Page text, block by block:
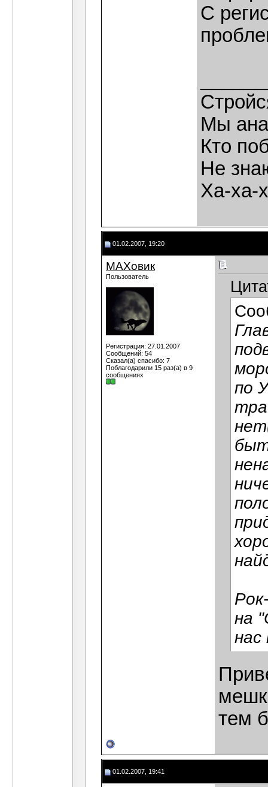
С
Мы
Кто
Не
Ха-ха-
01.02.2007, 19:20
МАХовик
Пользователь
Регистрация: 27.01.2007
Сообщений: 54
Сказал(а) спасибо: 7
Поблагодарили 15 раз(а) в 9
сообщениях
по
на
нас
тем
01.02.2007, 19:41